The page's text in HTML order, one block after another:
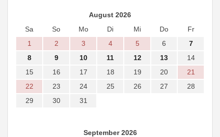
August 2026
Sa
So Mo Di Mi Do
Fr
1
2 3 4 5 6
7
8
9 10 11 12 13
14
15
16 17 18 19 20
21
22
23 24 25 26 27
28
29
30 31
September 2026